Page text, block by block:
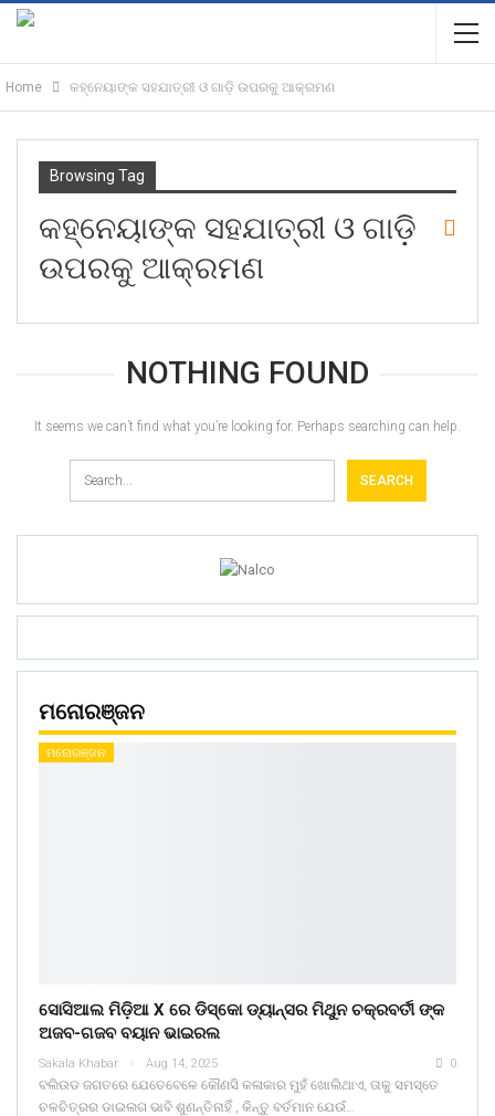
Home କହ୍ନେୟାଙ୍କ ସହଯାତ୍ରୀ ଓ ଗାଡ଼ି ଉପରକୁ ଆକ୍ରମଣ
Browsing Tag
କହ୍ନେୟାଙ୍କ ସହଯାତ୍ରୀ ଓ ଗାଡ଼ି
ଉପରକୁ ଆକ୍ରମଣ
NOTHING FOUND
It seems we can’t find what you’re looking for. Perhaps searching can help.
ମନୋରଞ୍ଜନ
ମନୋରଞ୍ଜନ
ସୋସିଆଲ ମିଡ଼ିଆ X ରେ ଡିସ୍କୋ ଡ୍ୟାନ୍ସର ମିଥୁନ ଚକ୍ରବର୍ତୀ ଙ୍କ
ଅଜବ-ଗଜବ ବୟାନ ଭାଇରଲ
Sakala Khabar Aug 14, 2025 0
ବଲିଉଡ ଜଗତରେ ଯେତେବେଳେ କୌଣସି କଳାକାର ମୁହଁ ଖୋଲିଥାଏ, ତାକୁ ସମସ୍ତେ
ଚଳଚିତ୍ରର ଡାଇଲଗ ଭାବି ଶୁଣନ୍ତିନାହିଁ , କିନ୍ତୁ ବର୍ତମାନ ଯେଉଁ…